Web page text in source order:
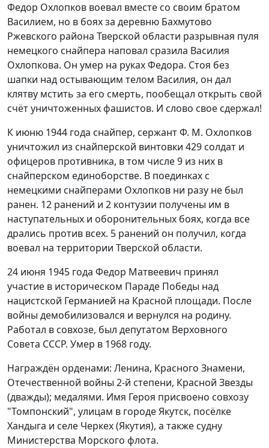
Федор Охлопков воевал вместе со своим братом
Василием, но в боях за деревню Бахмутово
Ржевского района Тверской области разрывная пуля
немецкого снайпера наповал сразила Василия
Охлопкова. Он умер на руках Федора. Стоя без
шапки над остывающим телом Василия, он дал
клятву мстить за его смерть, пообещал открыть свой
счёт уничтоженных фашистов. И слово свое сдержал!
К июню 1944 года снайпер, сержант Ф. М. Охлопков
уничтожил из снайперской винтовки 429 солдат и
офицеров противника, в том числе 9 из них в
снайперском единоборстве. В поединках с
немецкими снайперами Охлопков ни разу не был
ранен. 12 ранений и 2 контузии получены им в
наступательных и оборонительных боях, когда все
дрались против всех. 5 ранений он получил, когда
воевал на территории Тверской области.
24 июня 1945 года Федор Матвеевич принял
участие в историческом Параде Победы над
нацистской Германией на Красной площади. После
войны демобилизовался и вернулся на родину.
Работал в совхозе, был депутатом Верховного
Совета СССР. Умер в 1968 году.
Награждён орденами: Ленина, Красного Знамени,
Отечественной войны 2-й степени, Красной Звезды
(дважды); медалями. Имя Героя присвоено совхозу
"Томпонский", улицам в городе Якутск, посёлке
Хандыга и селе Черкех (Якутия), а также судну
Министерства Морского флота.